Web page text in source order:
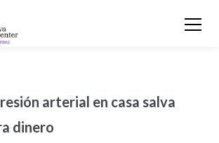
arterial en casa salva
dinero